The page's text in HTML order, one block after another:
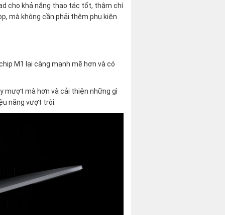
cho khả năng thao tác tốt, thậm chí
mà không cần phải thêm phụ kiện
M1 lại càng mạnh mẽ hơn và có
mượt mà hơn và cải thiện những gì
năng vượt trội.